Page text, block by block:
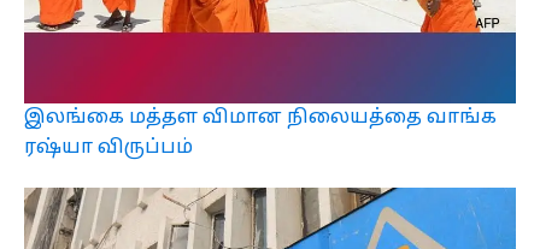
இலங்கை மத்தள விமான நிலையத்தை வாங்க
ரஷ்யா விருப்பம்